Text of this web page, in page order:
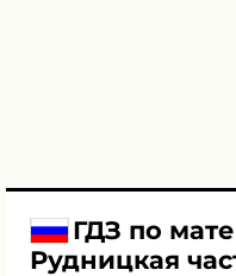
ГДЗ по
Рудницкая